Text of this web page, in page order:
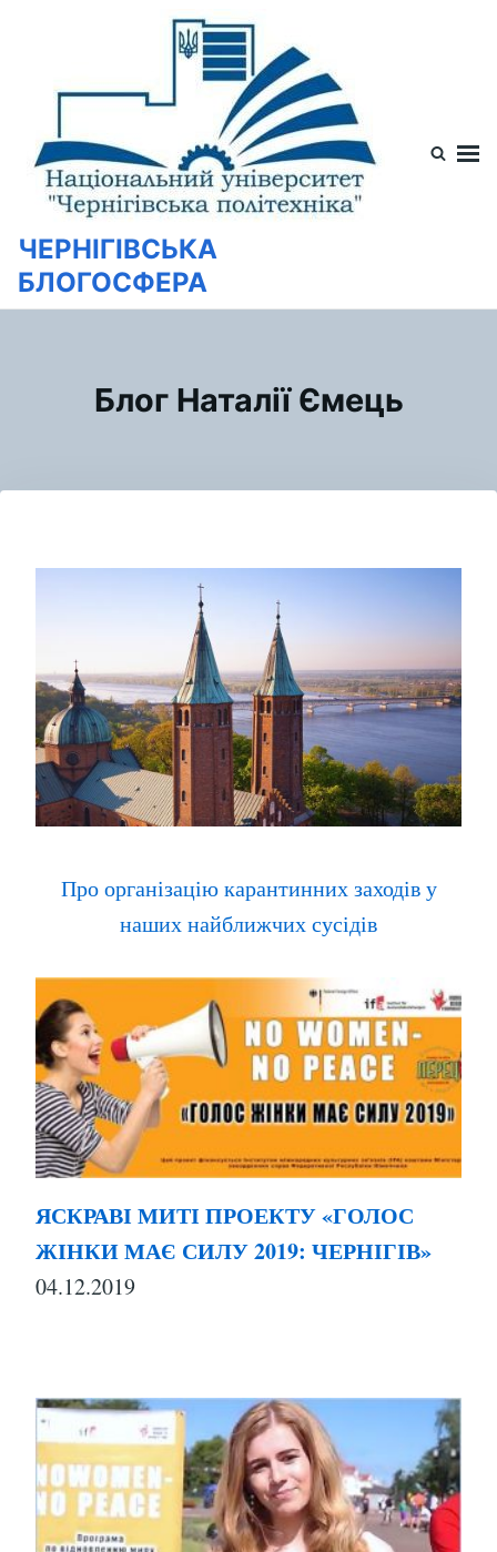
содержимому
ЧЕРНІГІВСЬКА
БЛОГОСФЕРА
Блог Наталії Ємець
Про організацію карантинних заходів у
наших найближчих сусідів
ЯСКРАВІ МИТІ ПРОЕКТУ «ГОЛОС
ЖІНКИ МАЄ СИЛУ 2019: ЧЕРНІГІВ»
04.12.2019